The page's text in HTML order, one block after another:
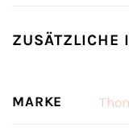
ZUSÄTZLICHE
MARKE